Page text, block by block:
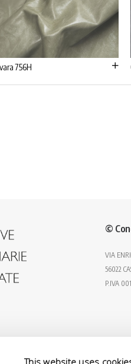
This website uses
©
VIA
56022
P.IVA